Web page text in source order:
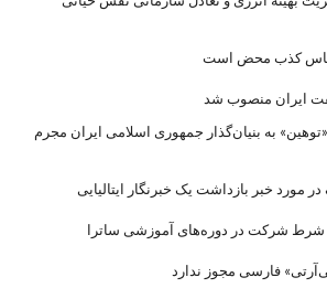
کذب محض است
ایران منصوب شد
به بنیان‌گذار جمهوری اسلامی ایران مجرم
مورد خبر بازداشت یک خبرنگار ایتالیایی
شرط شرکت در دوره‌های آموزشی ساترا
فارسی مجوز ندارد